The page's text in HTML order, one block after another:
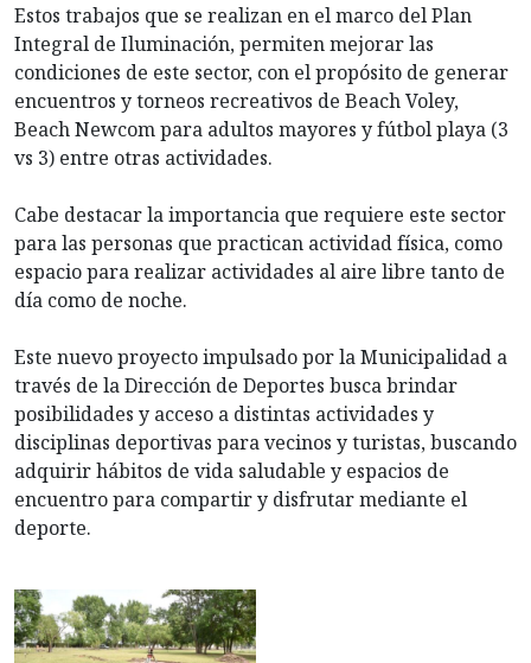
Estos trabajos que se realizan en el marco del Plan
Integral de Iluminación, permiten mejorar las
condiciones de este sector, con el propósito de generar
encuentros y torneos recreativos de Beach Voley,
Beach Newcom para adultos mayores y fútbol playa (3
vs 3) entre otras actividades.
Cabe destacar la importancia que requiere este sector
para las personas que practican actividad física, como
espacio para realizar actividades al aire libre tanto de
día como de noche.
Este nuevo proyecto impulsado por la Municipalidad a
través de la Dirección de Deportes busca brindar
posibilidades y acceso a distintas actividades y
disciplinas deportivas para vecinos y turistas, buscando
adquirir hábitos de vida saludable y espacios de
encuentro para compartir y disfrutar mediante el
deporte.